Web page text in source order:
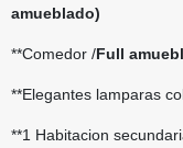
amueblado)
**Comedor /Full
**Elegantes lamparas
**1 Habitacion